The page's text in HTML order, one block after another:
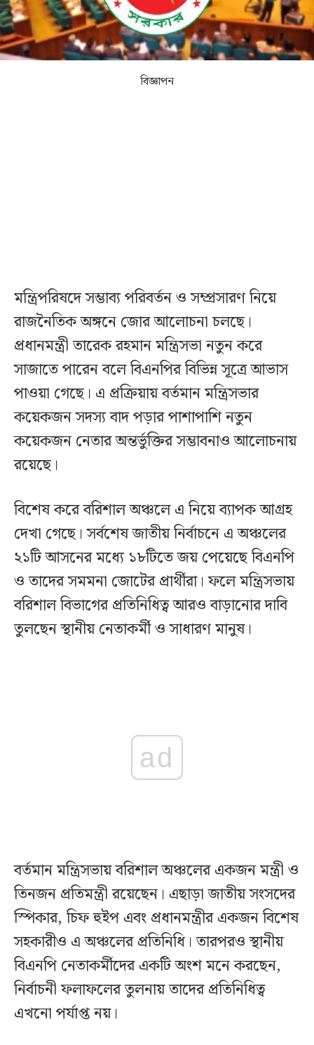
বিজ্ঞাপন
মন্ত্রিপরিষদে সম্ভাব্য পরিবর্তন ও সম্প্রসারণ নিয়ে
রাজনৈতিক অঙ্গনে জোর আলোচনা চলছে।
প্রধানমন্ত্রী তারেক রহমান মন্ত্রিসভা নতুন করে
সাজাতে পারেন বলে বিএনপির বিভিন্ন সূত্রে আভাস
পাওয়া গেছে। এ প্রক্রিয়ায় বর্তমান মন্ত্রিসভার
কয়েকজন সদস্য বাদ পড়ার পাশাপাশি নতুন
কয়েকজন নেতার অন্তর্ভুক্তির সম্ভাবনাও আলোচনায়
রয়েছে।
বিশেষ করে বরিশাল অঞ্চলে এ নিয়ে ব্যাপক আগ্রহ
দেখা গেছে। সর্বশেষ জাতীয় নির্বাচনে এ অঞ্চলের
২১টি আসনের মধ্যে ১৮টিতে জয় পেয়েছে বিএনপি
ও তাদের সমমনা জোটের প্রার্থীরা। ফলে মন্ত্রিসভায়
বরিশাল বিভাগের প্রতিনিধিত্ব আরও বাড়ানোর দাবি
তুলছেন স্থানীয় নেতাকর্মী ও সাধারণ মানুষ।
ad
বর্তমান মন্ত্রিসভায় বরিশাল অঞ্চলের একজন মন্ত্রী ও
তিনজন প্রতিমন্ত্রী রয়েছেন। এছাড়া জাতীয় সংসদের
স্পিকার, চিফ হুইপ এবং প্রধানমন্ত্রীর একজন বিশেষ
সহকারীও এ অঞ্চলের প্রতিনিধি। তারপরও স্থানীয়
বিএনপি নেতাকর্মীদের একটি অংশ মনে করছেন,
নির্বাচনী ফলাফলের তুলনায় তাদের প্রতিনিধিত্ব
এখনো পর্যাপ্ত নয়।